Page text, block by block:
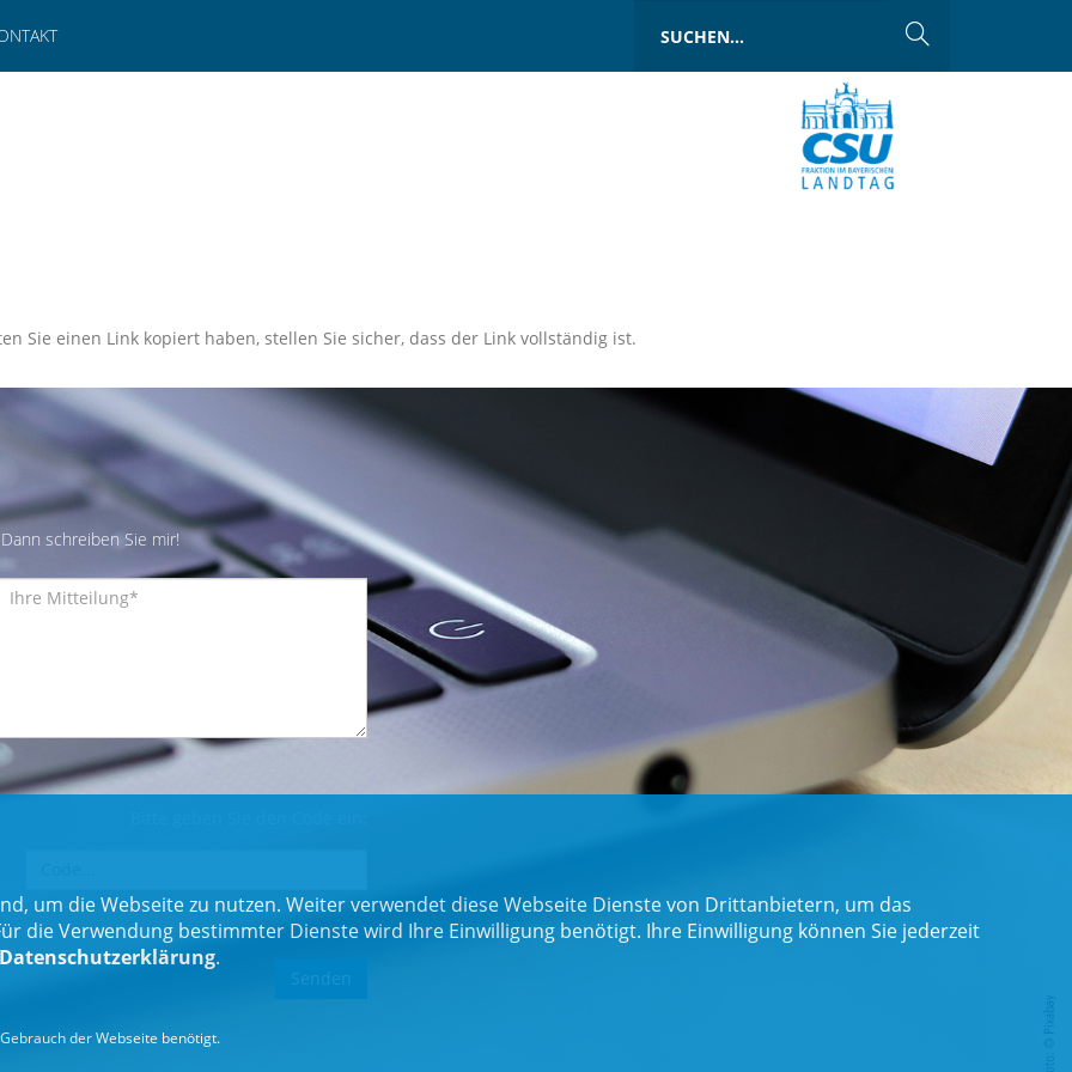
Sie einen Link kopiert haben, stellen Sie sicher, dass der Link vollständig ist.
schreiben Sie mir!
um die Webseite zu nutzen. Weiter verwendet diese Webseite Dienste von Drittanbietern, um das
die Verwendung bestimmter Dienste wird Ihre Einwilligung benötigt. Ihre Einwilligung können Sie jederzeit
.
der Webseite benötigt.